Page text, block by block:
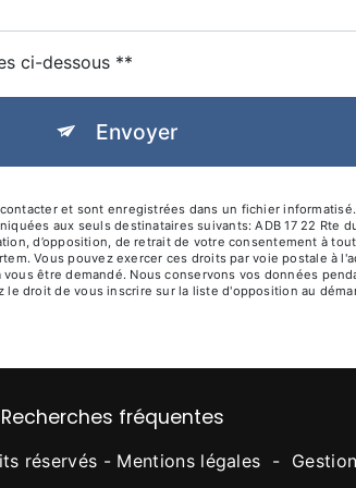
ci-dessous **
Envoyer
et sont enregistrées dans un fichier
aux seuls destinataires suivants: ADB 17 22 Rte
d’opposition, de retrait de votre consentement à
Vous pouvez exercer ces droits par voie postale à
être demandé. Nous conservons vos données
droit de vous inscrire sur la liste d'opposition au
Recherches fréquentes
réservés - Mentions légales -